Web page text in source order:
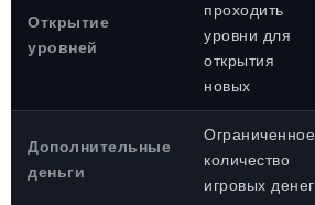
Открытие
уровней
проходить
уровни для
открытия
новых
Дополнительные
деньги
Ограниченное
количество
игровых денег